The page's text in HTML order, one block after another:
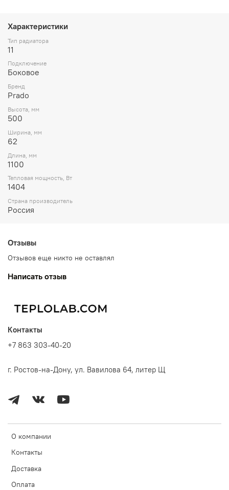
Характеристики
Тип радиатора
11
Подключение
Боковое
Бренд
Prado
Высота, мм
500
Ширина, мм
62
Длина, мм
1100
Тепловая мощность, Вт
1404
Страна производитель
Россия
Отзывы
Отзывов еще никто не оставлял
Написать отзыв
О компании
Контакты
Доставка
Оплата
Контакты
+7 863 303-40-20
г. Ростов-на-Дону, ул. Вавилова 64, литер Щ